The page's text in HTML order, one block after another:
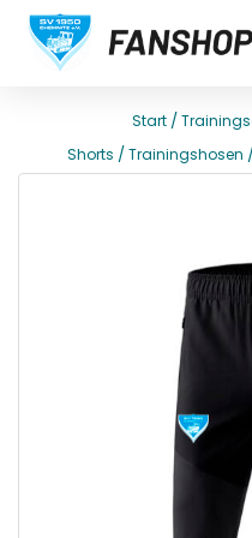
Start /
Shorts /Trainingshosen